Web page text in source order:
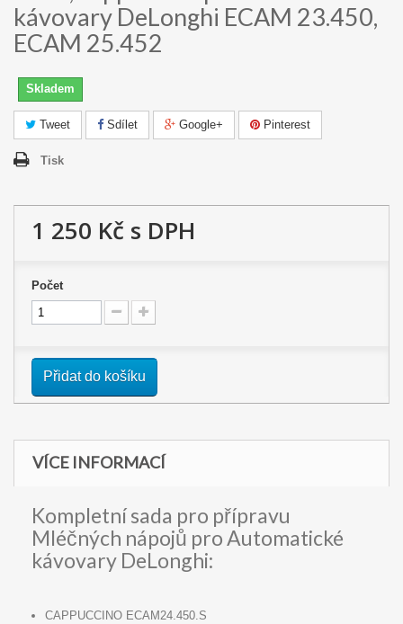
kávovary DeLonghi ECAM 23.450,
ECAM 25.452
Skladem
Tweet Sdílet Google+ Pinterest
Tisk
1 250 Kč s DPH
Počet
Přidat do košíku
VÍCE INFORMACÍ
Kompletní sada pro přípravu
Mléčných nápojů pro Automatické
kávovary DeLonghi:
CAPPUCCINO ECAM24.450.S